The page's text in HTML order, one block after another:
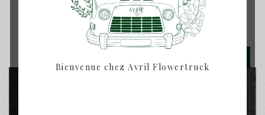
Produits similaires
Bienvenue chez Avril Flowertruck